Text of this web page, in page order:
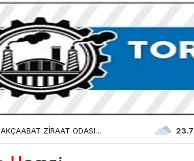
AKÇAABAT ZİRAAT ODASI
BAŞKANLIĞINDAN FINDIK
23.7